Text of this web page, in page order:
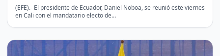
(EFE).- El presidente de Ecuador, Daniel Noboa, se reunió este viernes
en Cali con el mandatario electo de…